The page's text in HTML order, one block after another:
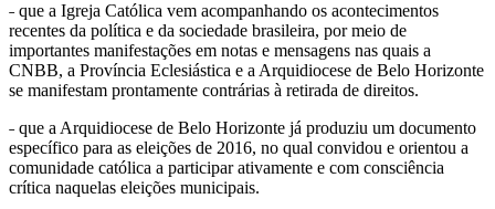
˗ que a Igreja Católica vem acompanhando os acontecimentos
recentes da política e da sociedade brasileira, por meio de
importantes manifestações em notas e mensagens nas quais a
CNBB, a Província Eclesiástica e a Arquidiocese de Belo Horizonte
se manifestam prontamente contrárias à retirada de direitos.
˗ que a Arquidiocese de Belo Horizonte já produziu um documento
específico para as eleições de 2016, no qual convidou e orientou a
comunidade católica a participar ativamente e com consciência
crítica naquelas eleições municipais.